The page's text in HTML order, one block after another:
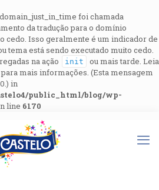
foi chamada
da tradução para o domínio
cedo. Isso geralmente é um indicador de
tema está sendo executado muito cedo.
na ação
init
ou mais tarde. Leia
para mais informações. (Esta mensagem
in
public_html/blog/wp-
line 6170